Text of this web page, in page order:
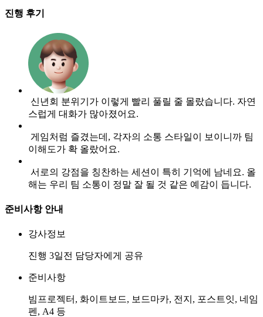
진행 후기
신년회 분위기가 이렇게 빨리 풀릴 줄 몰랐습니다. 자연
스럽게 대화가 많아졌어요.
게임처럼 즐겼는데, 각자의 소통 스타일이 보이니까 팀
이해도가 확 올랐어요.
서로의 강점을 칭찬하는 세션이 특히 기억에 남네요. 올
해는 우리 팀 소통이 정말 잘 될 것 같은 예감이 듭니다.
준비사항 안내
강사정보
진행 3일전 담당자에게 공유
준비사항
빔프로젝터, 화이트보드, 보드마카, 전지, 포스트잇, 네임
펜, A4 등